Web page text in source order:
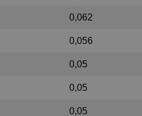
0,062
0,056
0,05
0,05
0,05